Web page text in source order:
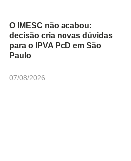
O IMESC não acabou:
decisão cria novas dúvidas
para o IPVA PcD em São
Paulo
07/08/2026